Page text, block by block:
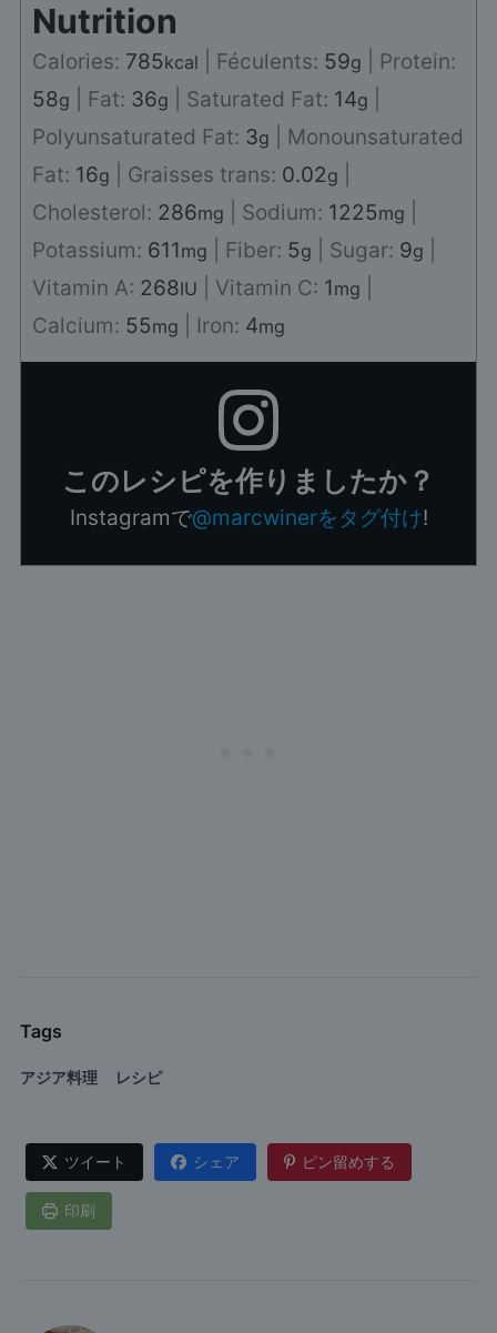
Nutrition
Calories: 785kcal Féculents: 59g
Protein:
58g Fat: 36g Saturated Fat: 14g
Polyunsaturated Fat: 3g
Monounsaturated
Fat: 16g Graisses trans: 0.02g
Cholesterol: 286mg Sodium: 1225mg
Potassium: 611mg Fiber: 5g Sugar: 9g
Vitamin A: 268IU Vitamin C: 1mg
Calcium: 55mg Iron: 4mg
このレシピを作りましたか？
Instagramで@marcwinerをタグ付け!
Tags
アジア料理 レシピ
ツイート シェア ピン留めする
印刷